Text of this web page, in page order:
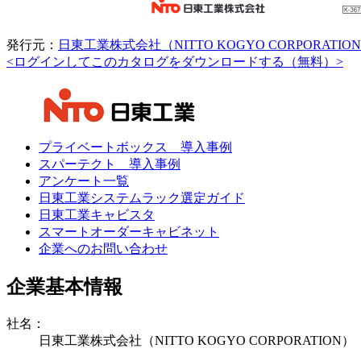
発行元： 日東工業株式会社（NITTO KOGYO
<ログインしてこのカタログをダウンロードする（無料）>
プライベートボックス 導入事例
スパーテクト 導入事例
アンケート一覧
日東工業システムラック選定ガイド
日東工業キャビスタ
スマートオーダーキャビネット
企業へのお問い合わせ
企業基本情報
社名：
日東工業株式会社（NITTO KOGYO CORPORATION）